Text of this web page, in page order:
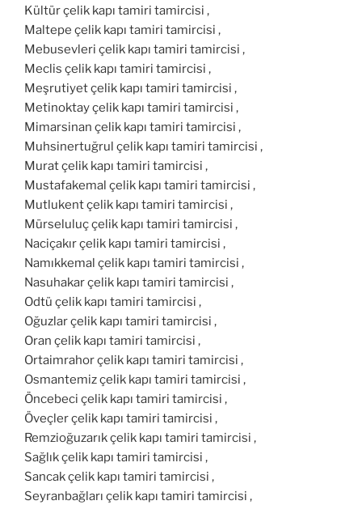
Kültür çelik kapı tamiri tamircisi ,
Maltepe çelik kapı tamiri tamircisi ,
Mebusevleri çelik kapı tamiri tamircisi ,
Meclis çelik kapı tamiri tamircisi ,
Meşrutiyet çelik kapı tamiri tamircisi ,
Metinoktay çelik kapı tamiri tamircisi ,
Mimarsinan çelik kapı tamiri tamircisi ,
Muhsinertuğrul çelik kapı tamiri tamircisi ,
Murat çelik kapı tamiri tamircisi ,
Mustafakemal çelik kapı tamiri tamircisi ,
Mutlukent çelik kapı tamiri tamircisi ,
Mürseluluç çelik kapı tamiri tamircisi ,
Naciçakır çelik kapı tamiri tamircisi ,
Namıkkemal çelik kapı tamiri tamircisi ,
Nasuhakar çelik kapı tamiri tamircisi ,
Odtü çelik kapı tamiri tamircisi ,
Oğuzlar çelik kapı tamiri tamircisi ,
Oran çelik kapı tamiri tamircisi ,
Ortaimrahor çelik kapı tamiri tamircisi ,
Osmantemiz çelik kapı tamiri tamircisi ,
Öncebeci çelik kapı tamiri tamircisi ,
Öveçler çelik kapı tamiri tamircisi ,
Remzioğuzarık çelik kapı tamiri tamircisi ,
Sağlık çelik kapı tamiri tamircisi ,
Sancak çelik kapı tamiri tamircisi ,
Seyranbağları çelik kapı tamiri tamircisi ,